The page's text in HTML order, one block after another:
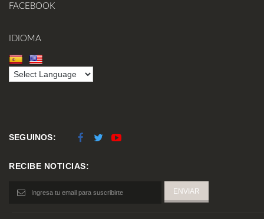
FACEBOOK
IDIOMA
SEGUINOS:
RECIBE NOTICIAS: